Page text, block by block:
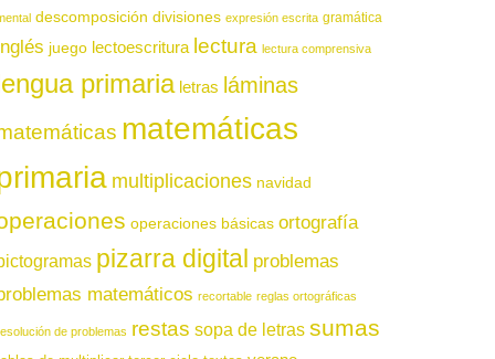
descomposición divisiones expresión escrita gramática
juego lectoescritura lectura lectura comprensiva
primaria letras láminas
matemáticas
multiplicaciones navidad
operaciones básicas ortografía
pizarra digital problemas
matemáticos recortable reglas ortográficas
de problemas restas sopa de letras sumas